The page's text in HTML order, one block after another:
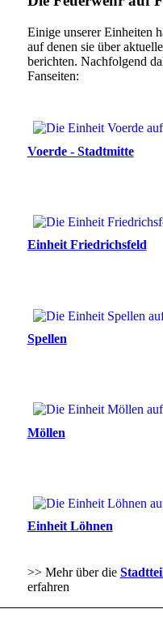
Einige unserer Einheiten
auf denen sie über
berichten. Nachfolgend
Fanseiten:
Voerde - Stadtmitte
Einheit Friedrichsfeld
Spellen
Möllen
Einheit Löhnen
>> Mehr über die
erfahren